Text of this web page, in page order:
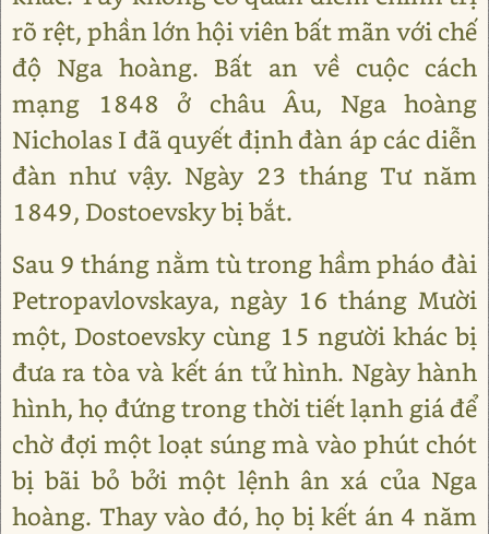
rõ rệt, phần lớn hội viên bất mãn với chế
độ Nga hoàng. Bất an về cuộc cách
mạng 1848 ở châu Âu, Nga hoàng
Nicholas I đã quyết định đàn áp các diễn
đàn như vậy. Ngày 23 tháng Tư năm
1849, Dostoevsky bị bắt.
Sau 9 tháng nằm tù trong hầm pháo đài
Petropavlovskaya, ngày 16 tháng Mười
một, Dostoevsky cùng 15 người khác bị
đưa ra tòa và kết án tử hình. Ngày hành
hình, họ đứng trong thời tiết lạnh giá để
chờ đợi một loạt súng mà vào phút chót
bị bãi bỏ bởi một lệnh ân xá của Nga
hoàng. Thay vào đó, họ bị kết án 4 năm